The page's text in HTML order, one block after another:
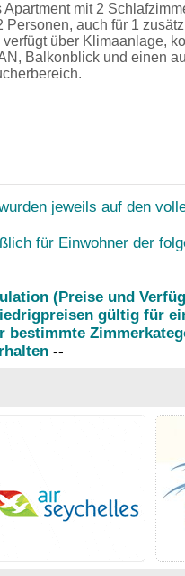
Apartment mit 2
Personen, auch für 1
verfügt über Klimaanlage,
Balkonblick und einen
jeweils auf den
für Einwohner der
(Preise und
gültig für
bestimmte
--